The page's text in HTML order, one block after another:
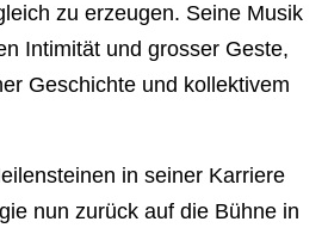
zu erzeugen. Seine Musik
Intimität und grosser Geste,
Geschichte und kollektivem
in seiner Karriere
nun zurück auf die Bühne in